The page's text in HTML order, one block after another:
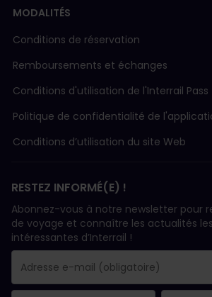
MODALITÉS
Conditions de réservation
Remboursements et échanges
Conditions d'utilisation de l'Interrail Pass
Politique de confidentialité de
Conditions d’utilisation du site Web
RESTEZ INFORMÉ(E) !
Abonnez-vous à notre newsletter pour
de voyage et connaître les actualités
intéressantes d’Interrail !